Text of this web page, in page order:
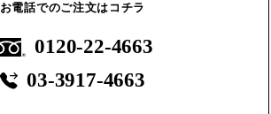
お電話でのご注文はコチラ
0120-22-4663
03-3917-4663